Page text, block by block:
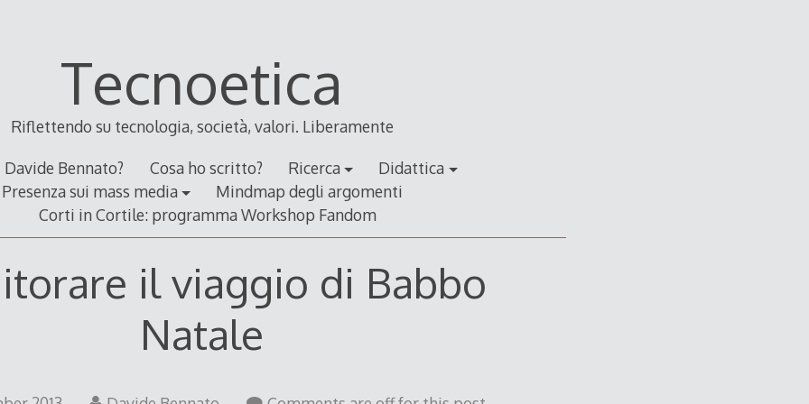
Tecnoetica
Riflettendo su tecnologia, società, valori. Liberamente
Davide Bennato? Cosa ho scritto? Ricerca
Didattica
Presenza sui mass media
Mindmap degli argomenti
Corti in Cortile: programma Workshop Fandom
il viaggio di Babbo
Natale